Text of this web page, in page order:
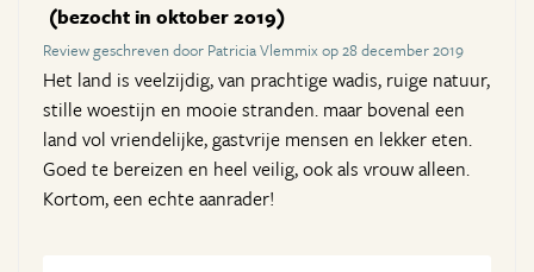
(bezocht in oktober 2019)
Review geschreven door Patricia Vlemmix op 28 december 2019
Het land is veelzijdig, van prachtige wadis, ruige natuur,
stille woestijn en mooie stranden. maar bovenal een
land vol vriendelijke, gastvrije mensen en lekker eten.
Goed te bereizen en heel veilig, ook als vrouw alleen.
Kortom, een echte aanrader!